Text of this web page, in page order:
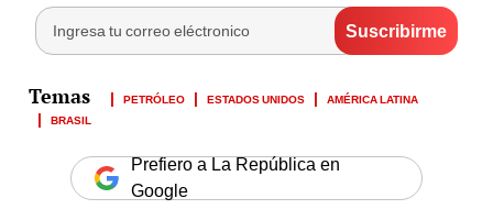
PETRÓLEO ESTADOS UNIDOS
AMÉRICA LATINA
BRASIL
Prefiero a La República en
Google